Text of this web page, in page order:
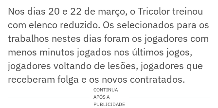
Nos dias 20 e 22 de março, o Tricolor treinou
com elenco reduzido. Os selecionados para os
trabalhos nestes dias foram os jogadores com
menos minutos jogados nos últimos jogos,
jogadores voltando de lesões, jogadores que
receberam folga e os novos contratados.
CONTINUA
APÓS A
PUBLICIDADE